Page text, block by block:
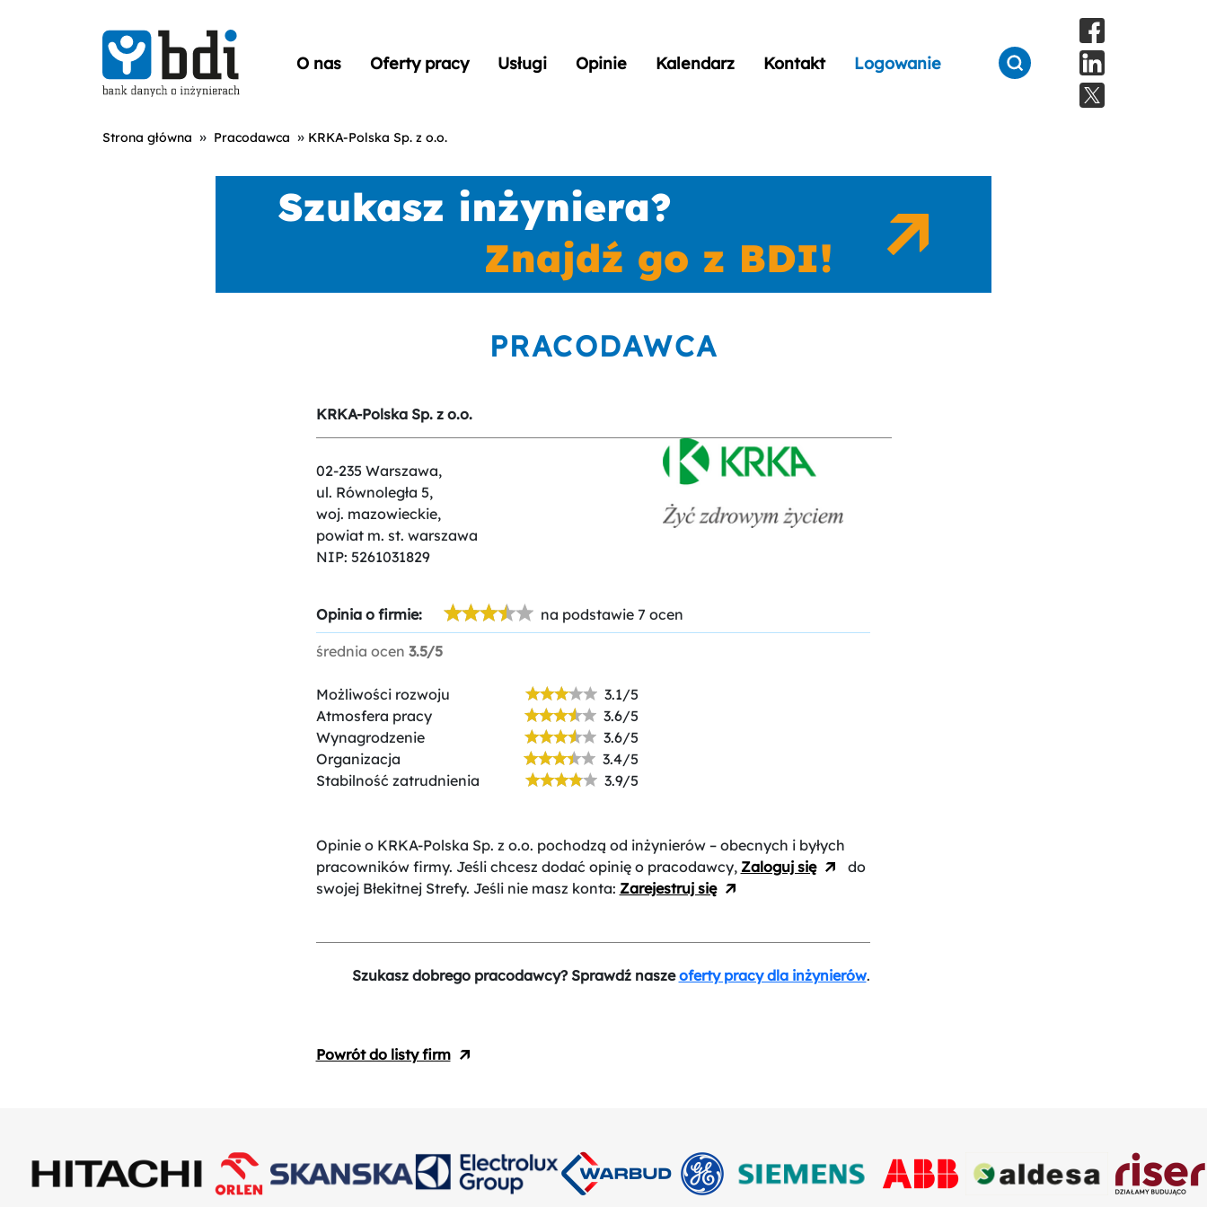
O nas Oferty pracy Usługi Opinie Kalendarz Kontakt Logowanie
Strona główna » Pracodawca » KRKA-Polska Sp. z o.o.
PRACODAWCA
KRKA-Polska Sp. z o.o.
02-235 Warszawa,
ul. Równoległa 5,
woj. mazowieckie,
powiat m. st. warszawa
NIP: 5261031829
Opinia o firmie: na podstawie 7 ocen
średnia ocen 3.5/5
Możliwości rozwoju
3.1/5
Atmosfera pracy
3.6/5
Wynagrodzenie
3.6/5
Organizacja
3.4/5
Stabilność zatrudnienia
3.9/5
Opinie o KRKA-Polska Sp. z o.o. pochodzą od inżynierów – obecnych i byłych
pracowników firmy. Jeśli chcesz dodać opinię o pracodawcy, Zaloguj się
do
swojej Błekitnej Strefy. Jeśli nie masz konta: Zarejestruj się
Szukasz dobrego pracodawcy? Sprawdź naszeoferty pracy dla inżynierów.
Powrót do listy firm